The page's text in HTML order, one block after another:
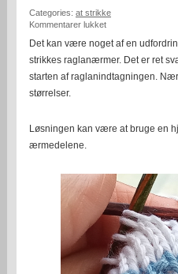
Categories: at strikke
Kommentarer lukkettil
–
Det kan være noget af en
strikkes raglanærmer. Det er ret
starten af raglanindtagningen.
størrelser.
Løsningen kan være at bruge en
ærmedelene.